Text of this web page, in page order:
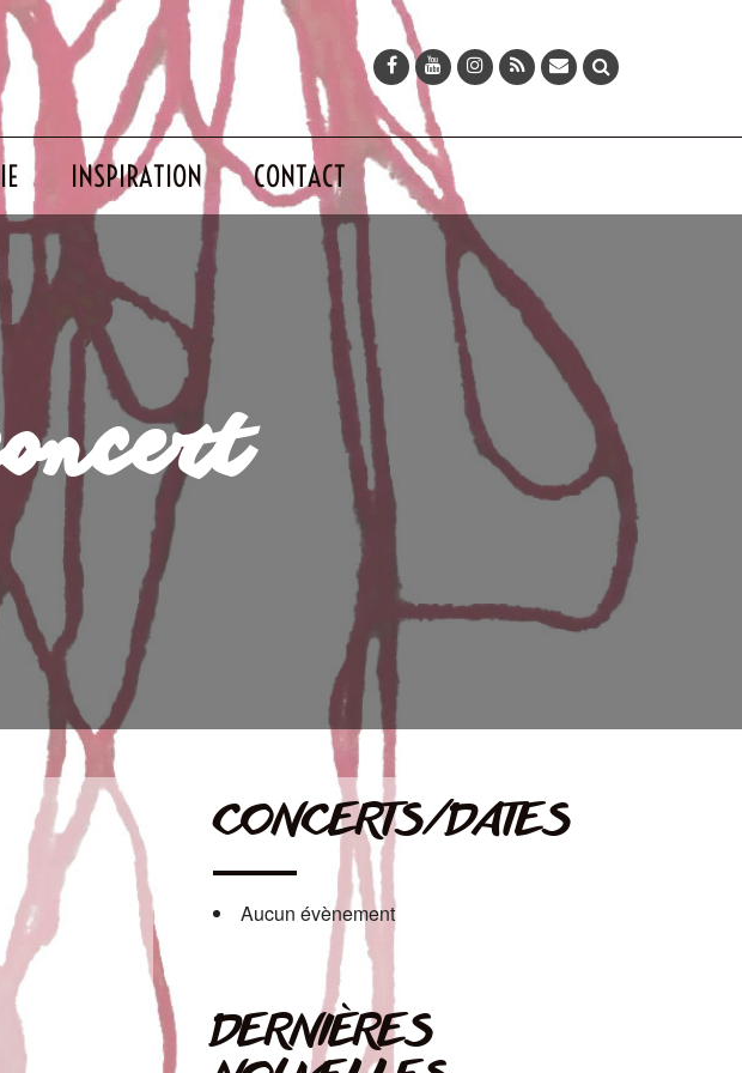
INSPIRATION CONTACT
CONCERTS/DATES
Aucun évènement
DERNIÈRES